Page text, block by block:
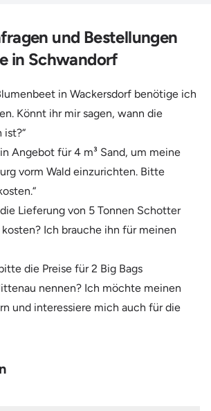
und Bestellungen
in Schwandorf
in Wackersdorf benötige ich
Könnt ihr mir sagen, wann die
Angebot für 4 m³ Sand, um meine
vorm Wald einzurichten. Bitte
Lieferung von 5 Tonnen Schotter
Ich brauche ihn für meinen
die Preise für 2 Big Bags
nennen? Ich möchte meinen
und interessiere mich auch für die